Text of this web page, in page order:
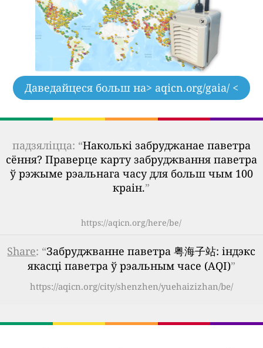
Даведайцеся больш на> aqicn.org/gaia/ <
падзяліцца: “Наколькі забруджанае паветра
сёння? Праверце карту забруджвання паветра
ў рэжыме рэальнага часу для больш чым 100
краін.”
https://aqicn.org/here/be/
Share: “Забруджванне паветра 粤海子站: індэкс
якасці паветра ў рэальным часе (AQI)”
https://aqicn.org/city/shenzhen/yuehaizizhan/be/